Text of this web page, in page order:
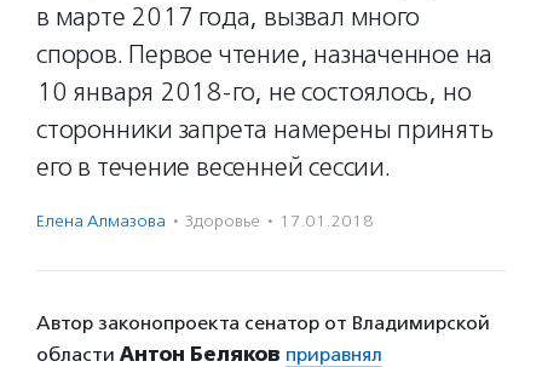
в марте 2017 года, вызвал много
споров. Первое чтение, назначенное на
10 января 2018-го, не состоялось, но
сторонники запрета намерены принять
его в течение весенней сессии.
Елена Алмазова · Здоровье · 17.01.2018
Автор законопроекта сенатор от Владимирской
области Антон Беляков приравнял